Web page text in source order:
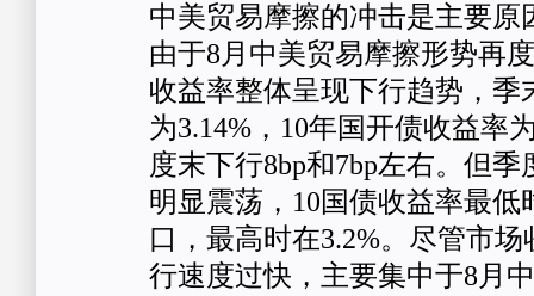
中美贸易摩擦的冲击是主要原
由于8月中美贸易摩擦形势再
收益率整体呈现下行趋势，季
为3.14%，10年国开债收益率
度末下行8bp和7bp左右。但
明显震荡，10国债收益率最低
口，最高时在3.2%。尽管市
行速度过快，主要集中于8月